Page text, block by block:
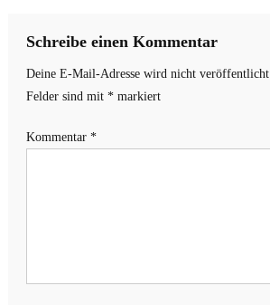
Schreibe einen Kommentar
Deine E-Mail-Adresse wird nicht veröffentlicht.
Felder sind mit *markiert
Kommentar *